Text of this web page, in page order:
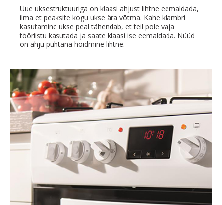
Uue uksestruktuuriga on klaasi ahjust lihtne eemaldada,
ilma et peaksite kogu ukse ära võtma. Kahe klambri
kasutamine ukse peal tähendab, et teil pole vaja
tööriistu kasutada ja saate klaasi ise eemaldada. Nüüd
on ahju puhtana hoidmine lihtne.